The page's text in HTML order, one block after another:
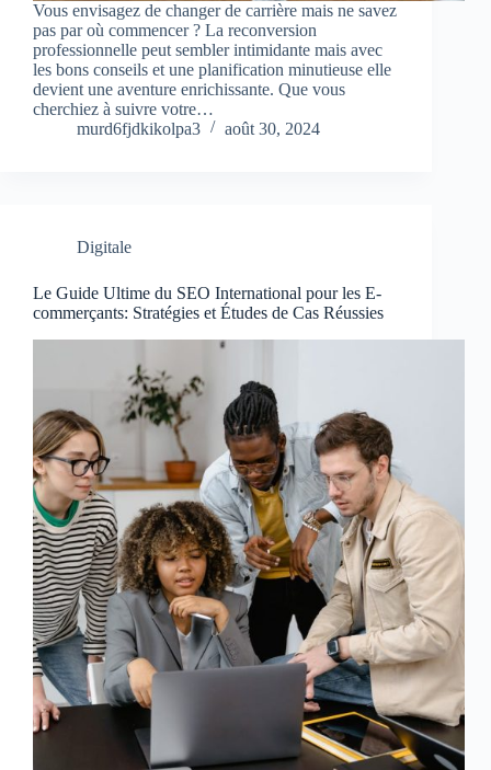
Vous envisagez de changer de carrière mais ne savez
pas par où commencer ? La reconversion
professionnelle peut sembler intimidante mais avec
les bons conseils et une planification minutieuse elle
devient une aventure enrichissante. Que vous
cherchiez à suivre votre…
murd6fjdkikolpa3
août 30, 2024
Digitale
Le Guide Ultime du SEO International pour les E-
commerçants: Stratégies et Études de Cas Réussies